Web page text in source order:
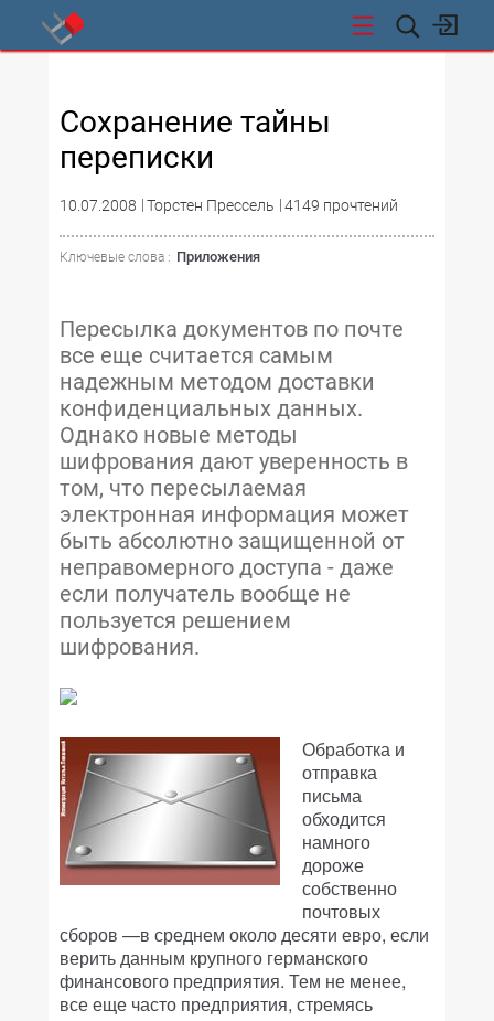
Сохранение тайны
переписки
10.07.2008 Торстен Прессель 4149 прочтений
Ключевые слова : Приложения
Пересылка документов по почте
все еще считается самым
надежным методом доставки
конфиденциальных данных.
Однако новые методы
шифрования дают уверенность в
том, что пересылаемая
электронная информация может
быть абсолютно защищенной от
неправомерного доступа - даже
если получатель вообще не
пользуется решением
шифрования.
Обработка и
отправка
письма
обходится
намного
дороже
собственно
почтовых
сборов —в среднем около десяти евро, если
верить данным крупного германского
финансового предприятия. Тем не менее,
все еще часто предприятия, стремясь